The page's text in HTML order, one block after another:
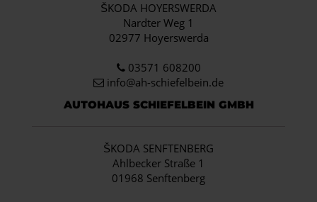
ŠKODA HOYERSWERDA
Nardter Weg 1
02977 Hoyerswerda
03571 608200
info@ah-schiefelbein.de
AUTOHAUS SCHIEFELBEIN GMBH
ŠKODA SENFTENBERG
Ahlbecker Straße 1
01968 Senftenberg